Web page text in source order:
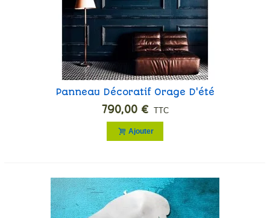
Panneau Décoratif Orage D'été
790,00 € TTC
Ajouter